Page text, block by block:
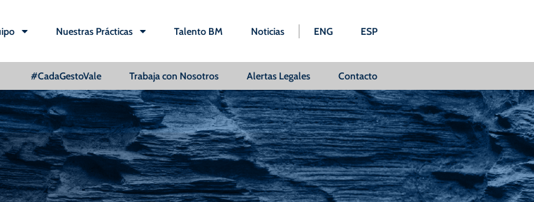
Nuestras Prácticas Talento BM Noticias ENG ESP
#CadaGestoVale Trabaja con Nosotros Alertas Legales Contacto